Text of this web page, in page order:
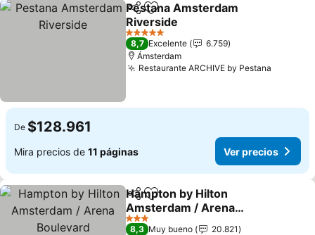
CompartirAgregar a favoritos
Pestana Amsterdam
Riverside
Ver precios
5 Estrellas
8,7 Excelente
6.759
Ámsterdam
Restaurante ARCHIVE by Pestana
De $128.961
Mira precios de 11 páginas Ver precios
CompartirAgregar a favoritos
Hampton by Hilton
Amsterdam / Arena
Boulevard
Ver precios
3 Estrellas
8,3 Muy bueno
20.821